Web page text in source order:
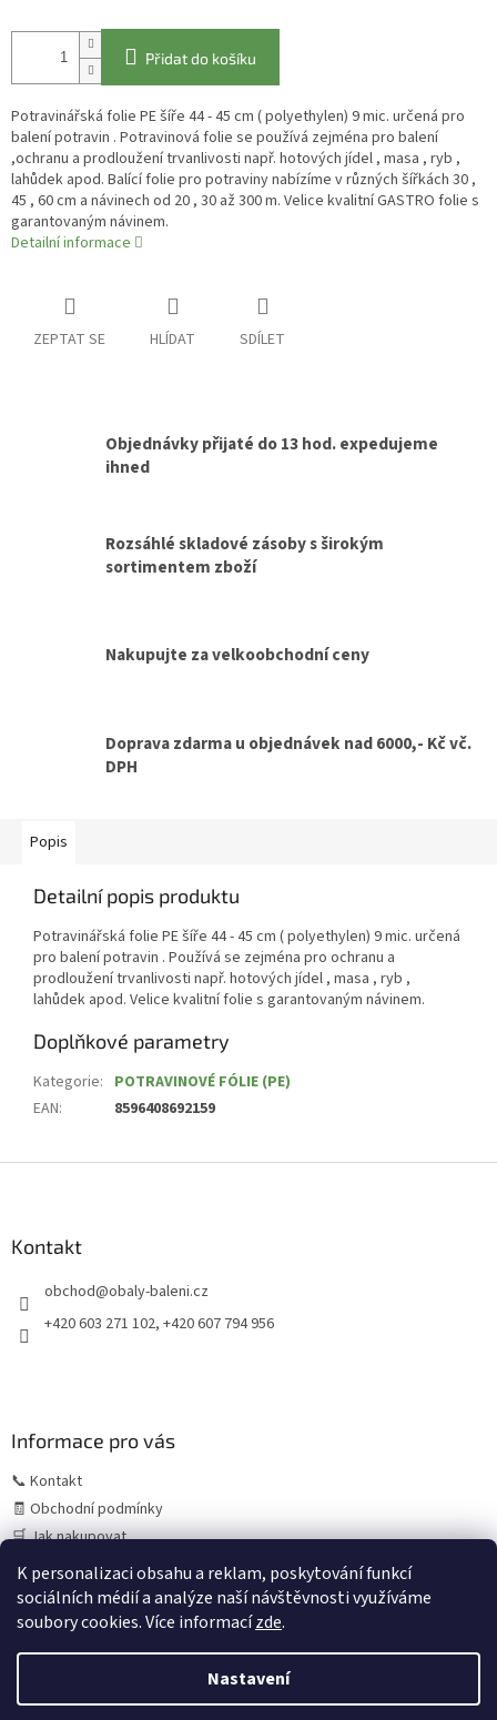
K personalizaci obsahu a reklam, poskytování funkcí
sociálních médií a analýze naší návštěvnosti využíváme
soubory cookies. Více informacízde.
Nastavení
V období července a srpna může z důvodu
čerpání dovolených výjimečně dojít k prodloužení
expedice objednávek. Standardně objednávky odesíláme
Přidat do košíku
Potravinářská folie PE šíře 44 - 45 cm ( polyethylen) 9 mic. určená pro
balení potravin . Potravinová folie se používá zejména pro balení
,ochranu a prodloužení trvanlivosti např. hotových jídel , masa , ryb ,
lahůdek apod. Balící folie pro potraviny nabízíme v různých šířkách 30 ,
45 , 60 cm a návinech od 20 , 30 až 300 m. Velice kvalitní GASTRO folie s
garantovaným návinem.
Detailní informace
ZEPTAT SE HLÍDAT SDÍLET
Objednávky přijaté do 13 hod. expedujeme
ihned
Rozsáhlé skladové zásoby s širokým
sortimentem zboží
Nakupujte za velkoobchodní ceny
Doprava zdarma u objednávek nad 6000,- Kč vč.
DPH
Popis
Detailní popis produktu
Potravinářská folie PE šíře 44 - 45 cm ( polyethylen) 9 mic. určená
pro balení potravin . Používá se zejména pro ochranu a
prodloužení trvanlivosti např. hotových jídel , masa , ryb ,
lahůdek apod. Velice kvalitní folie s garantovaným návinem.
Doplňkové parametry
Kategorie: POTRAVINOVÉ FÓLIE (PE)
EAN: 8596408692159
Kontakt
obchod@obaly-baleni.cz
+420 603 271 102, +420 607 794 956
Informace pro vás
📞 Kontakt
🧾 Obchodní podmínky
🛒 Jak nakupovat
⚠️ Zásady práce s osobními údaji (GDPR)